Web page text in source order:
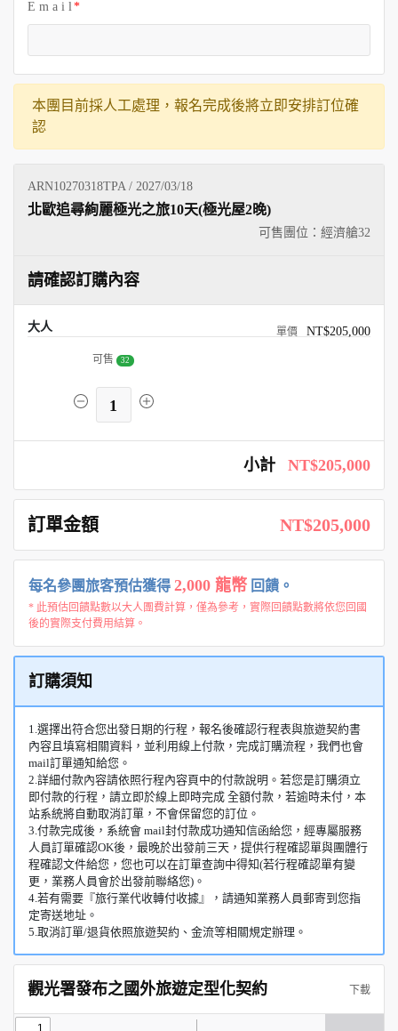
E m a i l
本團目前採人工處理，報名完成後將立即安排訂位確
認
ARN10270318TPA / 2027/03/18
可售團位：經濟艙32
北歐追尋絢麗極光之旅10天(極光屋2晚)
請確認訂購內容
大人 NT$205,000
可售 32
1
小計 NT$205,000
訂單金額 NT$205,000
每名參團旅客預估獲得 2,000 龍幣 回饋。
* 此預估回饋點數以大人團費計算，僅為參考，實際回饋點數將依您回國
後的實際支付費用結算。
訂購須知
1.選擇出符合您出發日期的行程，報名後確認行程表與旅遊契約書
內容且填寫相關資料，並利用線上付款，完成訂購流程，我們也會
mail訂單通知給您。
2.詳細付款內容請依照行程內容頁中的付款說明。若您是訂購須立
即付款的行程，請立即於線上即時完成 全額付款，若逾時未付，本
站系統將自動取消訂單，不會保留您的訂位。
3.付款完成後，系統會 mail封付款成功通知信函給您，經專屬服務
人員訂單確認OK後，最晚於出發前三天，提供行程確認單與團體行
程確認文件給您，您也可以在訂單查詢中得知(若行程確認單有變
更，業務人員會於出發前聯絡您)。
4.若有需要『旅行業代收轉付收據』，請通知業務人員郵寄到您指
定寄送地址。
5.取消訂單/退貨依照旅遊契約、金流等相關規定辦理。
觀光署發布之國外旅遊定型化契約 下載